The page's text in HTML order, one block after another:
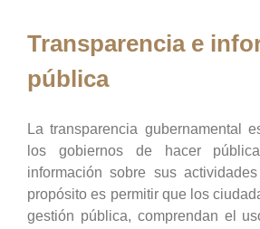
Transparencia e
pública
La transparencia gubernamental
los gobiernos de hacer
información sobre sus
propósito es permitir que los
gestión pública, comprendan el